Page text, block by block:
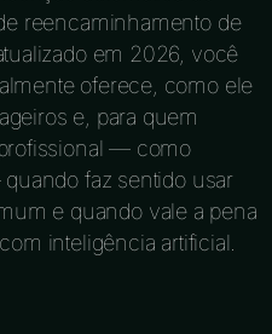
reencaminhamento de
em 2026, você
oferece, como ele
e, para quem
— como
faz sentido usar
e quando vale a pena
inteligência artificial.